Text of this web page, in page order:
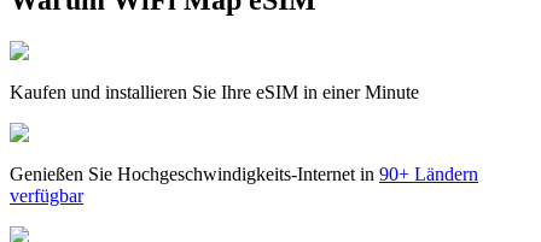
Kaufen und installieren Sie Ihre eSIM in einer Minute
Genießen Sie Hochgeschwindigkeits-Internet in 90+ Ländern
verfügbar